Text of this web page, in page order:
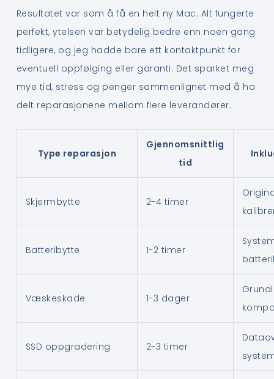
Resultatet var som å få en helt ny Mac. Alt fungerte
perfekt, ytelsen var betydelig bedre enn noen gang
tidligere, og jeg hadde bare ett kontaktpunkt for
eventuell oppfølging eller garanti. Det sparket meg
mye tid, stress og penger sammenlignet med å ha
delt reparasjonene mellom flere leverandører.
Type reparasjon
Gjennomsnittlig
tid
Skjermbytte 2-4 timer
Batteribytte 1-2 timer
Væskeskade 1-3 dager
SSD oppgradering 2-3 timer